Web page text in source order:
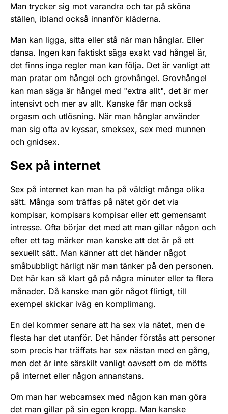
Man trycker sig mot varandra och tar på sköna
ställen, ibland också innanför kläderna.
Man kan ligga, sitta eller stå när man hånglar. Eller
dansa. Ingen kan faktiskt säga exakt vad hångel är,
det finns inga regler man kan följa. Det är vanligt att
man pratar om hångel och grovhångel. Grovhångel
kan man säga är hångel med "extra allt", det är mer
intensivt och mer av allt. Kanske får man också
orgasm och utlösning. När man hånglar använder
man sig ofta av kyssar, smeksex, sex med munnen
och gnidsex.
Sex på internet
Sex på internet kan man ha på väldigt många olika
sätt. Många som träffas på nätet gör det via
kompisar, kompisars kompisar eller ett gemensamt
intresse. Ofta börjar det med att man gillar någon och
efter ett tag märker man kanske att det är på ett
sexuellt sätt. Man känner att det händer något
småbubbligt härligt när man tänker på den per­sonen.
Det här kan så klart gå på några minuter eller ta flera
månader. Då kanske man gör nå­got flirtigt, till
exempel skickar iväg en kompli­mang.
En del kommer senare att ha sex via nätet, men de
flesta har det utanför. Det händer förstås att personer
som precis har träffats har sex nästan med en gång,
men det är inte särskilt vanligt oavsett om de mötts
på internet eller någon annanstans.
Om man har webcamsex med någon kan man göra
det man gillar på sin egen kropp. Man kanske